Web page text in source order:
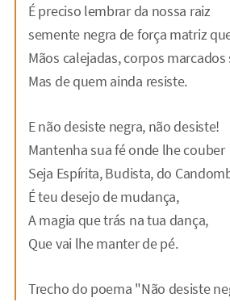
É preciso lembrar da nossa raiz
semente negra de força matriz
Mãos calejadas, corpos marcados
Mas de quem ainda resiste.
E não desiste negra, não desiste!
Mantenha sua fé onde lhe couber
Seja Espírita, Budista, do
É teu desejo de mudança,
A magia que trás na tua dança,
Que vai lhe manter de pé.
Trecho do poema "Não desiste